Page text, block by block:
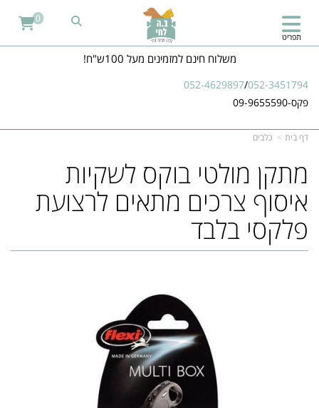
משלוח חינם למזמינים מעל 100ש"ח!
052-4629897/052-3451794
פקס-09-9655590
תפריט
0
דף בית כלבים
מתקן מולטי בוקס לשקיות
איסוף צרכים מתאים לרצועת
פלקסי בלבד